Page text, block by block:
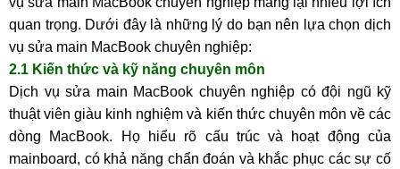
quan trọng. Dưới đây là những lý do bạn nên lựa chọn dịch
vụ sửa main MacBook chuyên nghiệp:
2.1 Kiến thức và kỹ năng chuyên môn
Dịch vụ sửa main MacBook chuyên nghiệp có đội ngũ kỹ
thuật viên giàu kinh nghiệm và kiến thức chuyên môn về các
dòng MacBook. Họ hiểu rõ cấu trúc và hoạt động của
mainboard, có khả năng chẩn đoán và khắc phục các sự cố